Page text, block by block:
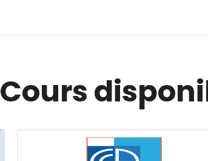
Cours
Image du cours FISCALITE DES